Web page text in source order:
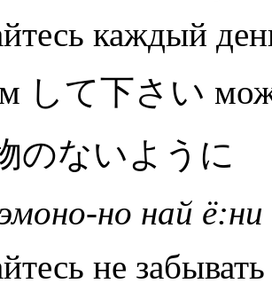
каждый
して下さい
のないように
но най ё:ни
не